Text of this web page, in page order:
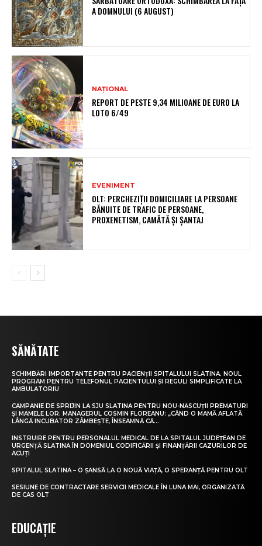
A DOMNULUI (6 AUGUST)
NAȚIONAL
REPORT DE PESTE 9,34 MILIOANE DE EURO LA
LOTO 6/49
EVENIMENT
OLT: PERCHEZIŢII DOMICILIARE LA PERSOANE
BĂNUITE DE TRAFIC DE PERSOANE,
PROXENETISM, CAMĂTĂ ŞI ŞANTAJ
SĂNĂTATE
SCHIMBĂRI IMPORTANTE PENTRU PACIENȚII SPITALULUI SLATINA. NOUL
PROGRAM PENTRU TELEFONUL PACIENTULUI ȘI REGULI SIMPLIFICATE LA
AMBULATORIU
CAMPANIE DE SPRIJIN LA SJU SLATINA PENTRU NOU-NĂSCUȚII PREMATURI
ȘI MAMELE LOR. MANAGERUL COSMIN FLOREANU: „CÂND O MAMĂ AFLATĂ
LÂNGĂ INCUBATOR ZÂMBEȘTE, ÎNSEAMNĂ CĂ...
INSTRUIRE PENTRU PERSONALUL MEDICAL DE LA SPITALUL JUDEȚEAN DE
URGENȚĂ SLATINA ÎN DOMENIUL CODIFICĂRII ȘI FINANȚĂRII CAZURILOR DE
ACUȚI
SPITALUL SLATINA – O ȘANSĂ LA O NOUĂ VIAȚĂ, O SPERANȚĂ PENTRU OLT
SESIUNE DE CONTRACTARE SERVICII MEDICALE ÎN LUNA MAI, ORGANIZATĂ
DE CAS OLT
EDUCAȚIE